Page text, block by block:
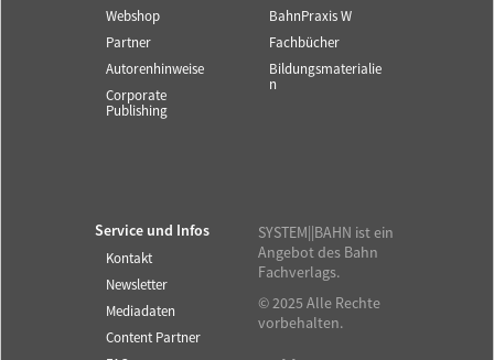
Webshop
Partner
Autorenhinweise
Corporate
Publishing
BahnPraxis W
Fachbücher
Bildungsmaterialie
n
Service und Infos
Kontakt
Newsletter
Mediadaten
Content Partner
SYSTEM||BAHN ist ein
Angebot des Bahn
Fachverlags.
© 2025 Alle Rechte
vorbehalten.